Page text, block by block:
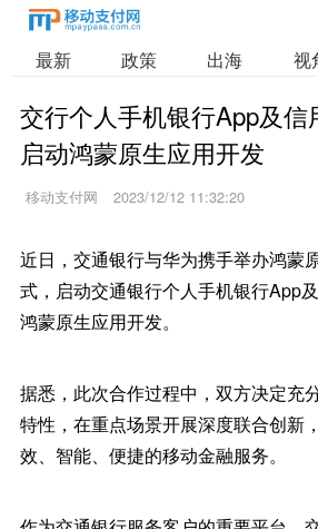
最新 政策 出海 视
交行个人手机银行App及
启动鸿蒙原生应用开发
移动支付网 2023/12/12 11:32:20
近日，交通银行与华为携手举办鸿蒙
式，启动交通银行个人手机银行App
鸿蒙原生应用开发。
据悉，此次合作过程中，双方决定充
特性，在重点场景开展深度联合创新
效、智能、便捷的移动金融服务。